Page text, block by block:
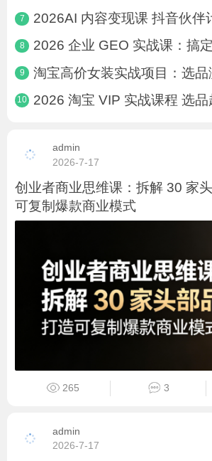
7 2026AI 内容变现课 抖音伙伴
8 2026 企业 GEO 实战课：搞
9 淘宝高价女装实战项目：选品
10 2026 淘宝 VIP 实战课程 选品
admin
2026-7-17
创业者商业思维课：拆解 30 家
可复制爆款商业模式
265 3
admin
2026-7-17